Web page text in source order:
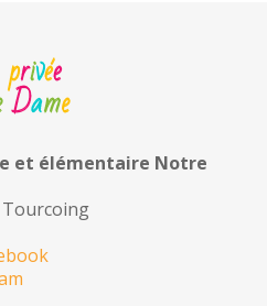
et élémentaire Notre
Tourcoing